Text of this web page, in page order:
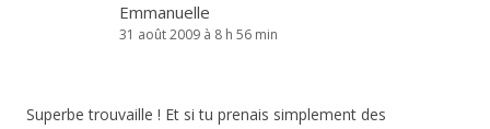
Emmanuelle
31 août 2009 à 8 h 56 min
Superbe trouvaille ! Et si tu prenais simplement des